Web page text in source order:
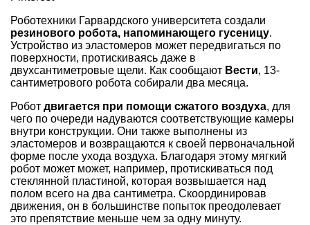
Роботехники Гарвардского университета создали
резинового робота, напоминающего гусеницу.
Устройство из эластомеров может передвигаться по
поверхности, протискиваясь даже в
двухсантиметровые щели. Как сообщают Вести, 13-
сантиметрового робота собирали два месяца.
Робот двигается при помощи сжатого воздуха, для
чего по очереди надуваются соответствующие камеры
внутри конструкции. Они также выполнены из
эластомеров и возвращаются к своей первоначальной
форме после ухода воздуха. Благодаря этому мягкий
робот может может, например, протискиваться под
стеклянной пластиной, которая возвышается над
полом всего на два сантиметра. Скоординировав
движения, он в большинстве попыток преодолевает
это препятствие меньше чем за одну минуту.